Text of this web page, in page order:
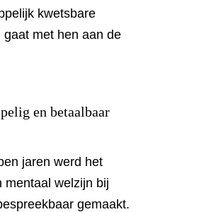
kwetsbare
gaat met hen aan de
en betaalbaar
jaren werd het
mentaal welzijn bij
gemaakt.